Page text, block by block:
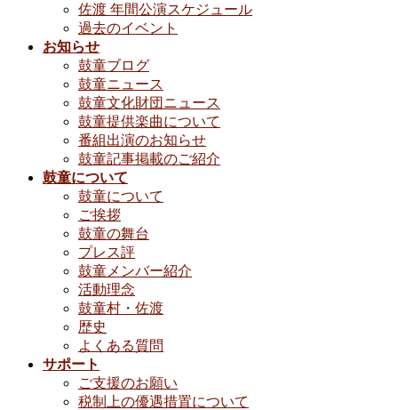
佐渡 年間公演スケジュール
過去のイベント
お知らせ
鼓童ブログ
鼓童ニュース
鼓童文化財団ニュース
鼓童提供楽曲について
番組出演のお知らせ
鼓童記事掲載のご紹介
鼓童について
鼓童について
ご挨拶
鼓童の舞台
プレス評
鼓童メンバー紹介
活動理念
鼓童村・佐渡
歴史
よくある質問
サポート
ご支援のお願い
税制上の優遇措置について